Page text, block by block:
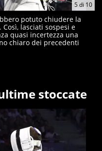
5di 10
potuto chiudere la
lasciati sospesi e
quasi incertezza una
chiaro dei precedenti
stoccate